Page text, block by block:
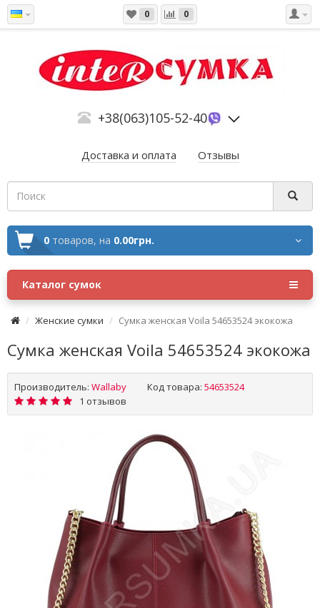
0 0
+38(063)105-52-40
Доставка и оплата Отзывы
0 товаров, на 0.00грн.
Каталог сумок
Женские сумки Сумка женская Voila 54653524 экокожа
Сумка женская Voila 54653524 экокожа
Производитель: Wallaby Код товара: 54653524
1 отзывов